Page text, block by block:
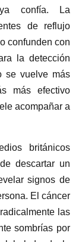
confía. La
de reflujo
confunden con
la detección
se vuelve más
más efectivo
acompañar a
británicos
descartar un
signos de
El cáncer
las
sombrías por